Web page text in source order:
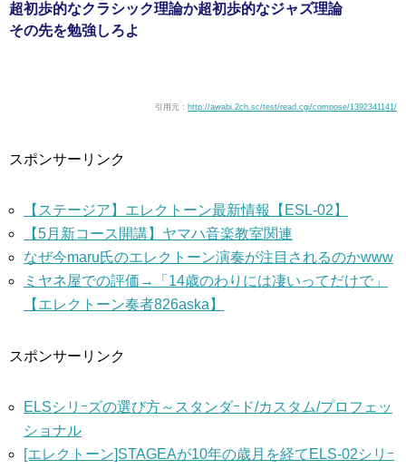
超初歩的なクラシック理論か超初歩的なジャズ理論
その先を勉強しろよ
引用元 : http://awabi.2ch.sc/test/read.cgi/compose/1392341141/
スポンサーリンク
【ステージア】エレクトーン最新情報【ESL-02】
【5月新コース開講】ヤマハ音楽教室関連
なぜ今maru氏のエレクトーン演奏が注目されるのかwww
ミヤネ屋での評価→「14歳のわりには凄いってだけで」
【エレクトーン奏者826aska】
スポンサーリンク
ELSシリｰズの選び方～スタンダｰド/カスタム/プロフェッ
ショナル
[エレクトーン]STAGEAが10年の歳月を経てELS-02シリｰ